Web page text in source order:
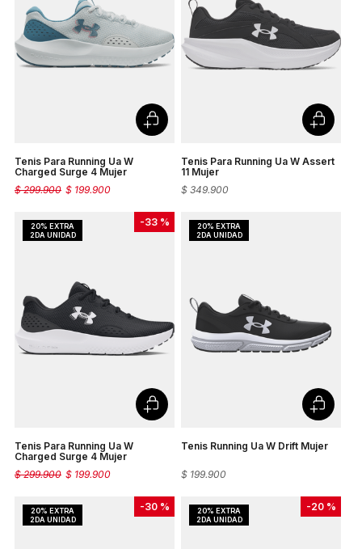
Tenis Para Running Ua W
Charged Surge 4 Mujer
$ 199.900
$ 299.900
Tenis Para Running Ua W Assert
11 Mujer
$ 349.900
-33 %
Tenis Para Running Ua W
Charged Surge 4 Mujer
$ 199.900
$ 299.900
Tenis Running Ua W Drift Mujer
$ 199.900
-30 % -20 %